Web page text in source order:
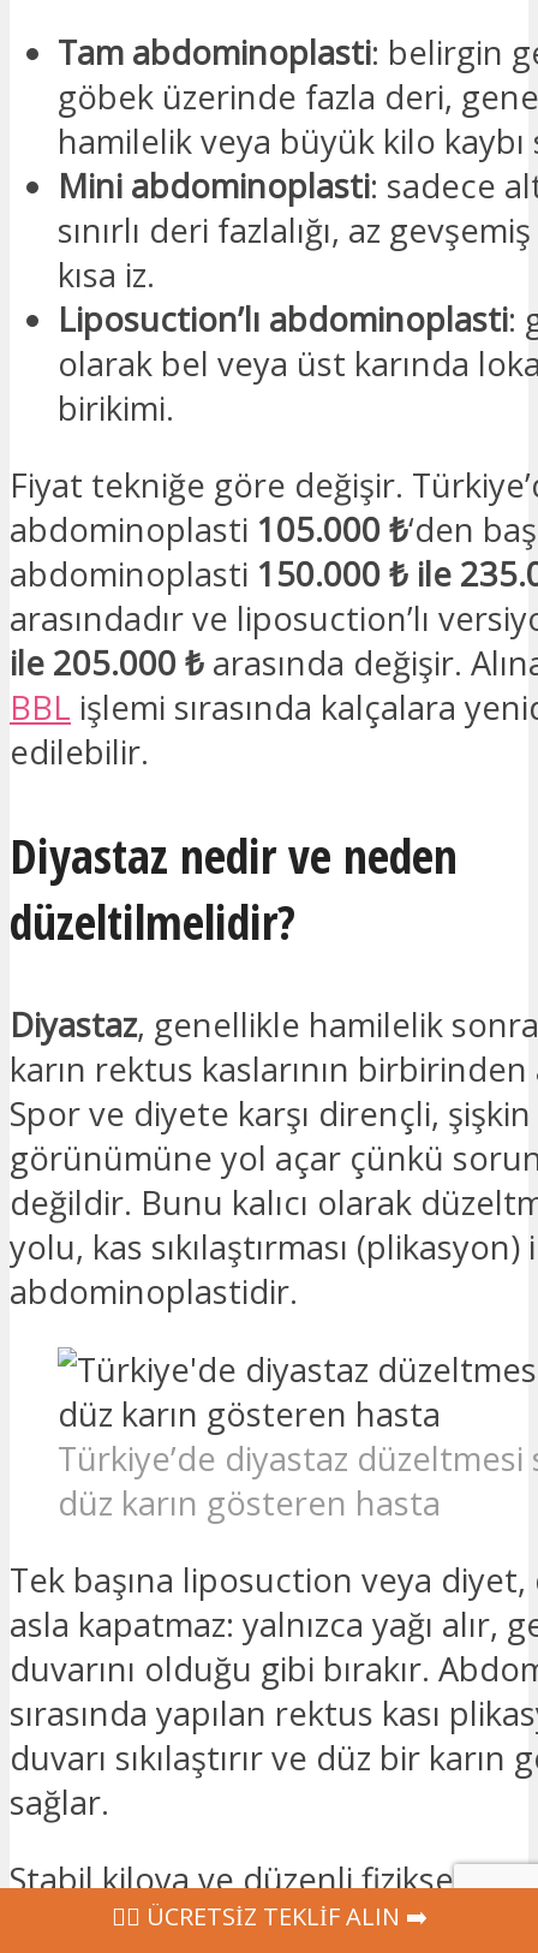
Tam abdominoplasti: belirgin
göbek üzerinde fazla deri,
hamilelik veya büyük kilo kaybı
Mini abdominoplasti: sadece
sınırlı deri fazlalığı, az
kısa iz.
Liposuction’lı abdominoplasti:
olarak bel veya üst karında
birikimi.
Fiyat tekniğe göre değişir.
abdominoplasti 105.000 ₺‘den
abdominoplasti 150.000 ₺ ile
arasındadır ve liposuction’lı
ile 205.000 ₺ arasında değişir.
BBL işlemi sırasında kalçalara
edilebilir.
Diyastaz nedir ve neden
düzeltilmelidir?
Diyastaz, genellikle hamilelik
karın rektus kaslarının birbirinden
Spor ve diyete karşı dirençli,
görünümüne yol açar çünkü
değildir. Bunu kalıcı olarak
yolu, kas sıkılaştırması
abdominoplastidir.
Türkiye’de diyastaz düzeltmesi
düz karın gösteren hasta
Tek başına liposuction veya diyet,
asla kapatmaz: yalnızca yağı alır,
duvarını olduğu gibi bırakır.
sırasında yapılan rektus kası
duvarı sıkılaştırır ve düz bir karın
sağlar.
Stabil kiloya ve düzenli fiziksel
olmanıza rağmen karnınız hâlâ
‍👩‍⚕ ÜCRETSİZ TEKLİF ALIN ➡️